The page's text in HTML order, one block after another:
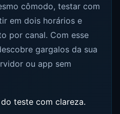
cômodo, testar com
em dois horários e
por canal. Com esse
gargalos da sua
ou app sem
teste com clareza.